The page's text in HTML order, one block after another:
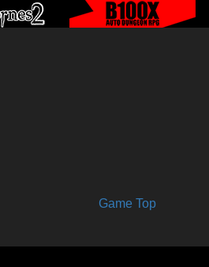
Game Top